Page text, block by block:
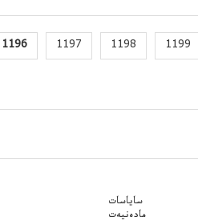
1196 1197 1198 1199
ساياسات
مادەنيەت